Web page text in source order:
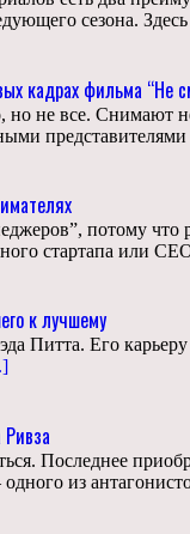
сезона.
кадрах фильма “Не
но не все. Снимают
представителями
потому
стартапа или
к лучшему
Питта. Его
Последнее
из